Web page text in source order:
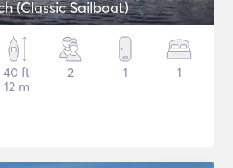
(Classic Sailboat)
40 ft
12 m
2 1 1